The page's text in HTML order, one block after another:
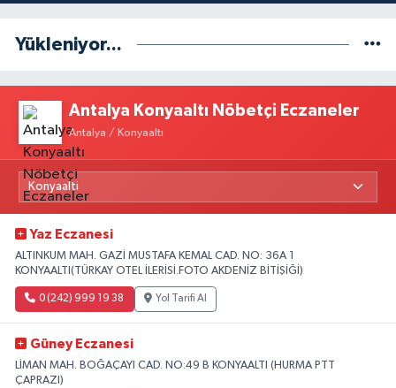
Yükleniyor...
Antalya Konyaaltı Nöbetçi Eczaneler
Antalya / Konyaaltı
Yaz Eczanesi
ALTINKUM MAH. GAZİ MUSTAFA KEMAL CAD. NO: 36A 1
KONYAALTI(TÜRKAY OTEL İLERİSİ.FOTO AKDENİZ BİTİŞİĞİ)
0 (242) 999 19 38 Yol Tarifi Al
Güney Eczanesi
LİMAN MAH. BOĞAÇAYI CAD. NO:49 B KONYAALTI (HURMA PTT
ÇAPRAZI)